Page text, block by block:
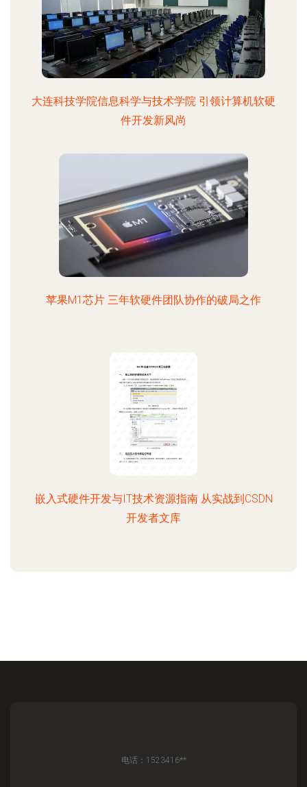
大连科技学院信息科学与技术学院 引领计算机软硬
件开发新风尚
苹果M1芯片 三年软硬件团队协作的破局之作
嵌入式硬件开发与IT技术资源指南 从实战到CSDN
开发者文库
电话：1523416**